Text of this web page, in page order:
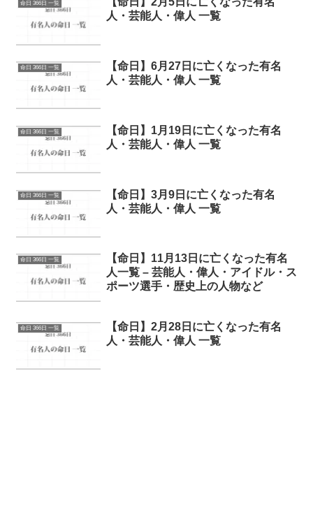
命日 366日 一覧
人・芸能人・偉人 一覧
命日 366日 一覧
【命日】6月27日に亡くなった有名
人・芸能人・偉人 一覧
命日 366日 一覧
【命日】1月19日に亡くなった有名
人・芸能人・偉人 一覧
命日 366日 一覧
【命日】3月9日に亡くなった有名
人・芸能人・偉人 一覧
命日 366日 一覧
【命日】11月13日に亡くなった有名
人一覧 – 芸能人・偉人・アイドル・ス
ポーツ選手・歴史上の人物など
命日 366日 一覧
【命日】2月28日に亡くなった有名
人・芸能人・偉人 一覧